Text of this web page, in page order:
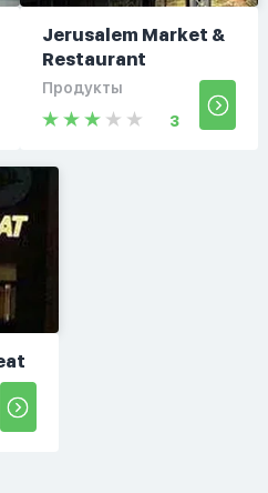
Jerusalem Market &
Restaurant
Продукты
3